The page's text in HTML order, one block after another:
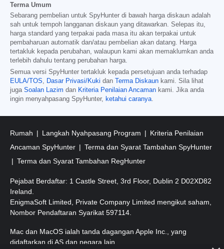
Terma Umum
Sebarang pembelian untuk SpyHunter di bawah harga diskaun adalah
sah untuk tempoh langganan diskaun yang ditawarkan. Selepas itu,
harga standard yang terpakai pada masa itu akan terpakai untuk
pembaharuan automatik dan/atau pembelian akan datang. Harga
tertakluk kepada perubahan, walaupun kami akan memaklumkan anda
terlebih dahulu tentang perubahan harga.
Semua versi SpyHunter tertakluk kepada persetujuan anda terhadap
EULA/TOS
Dasar Privasi/Kuki dan Terma Diskaun kami. Sila lihat
juga Soalan Lazim dan Kriteria Penilaian Ancaman kami. Jika anda
ingin menyahpasang SpyHunter,
ketahui caranya
Rumah Langkah Nyahpasang Program
Kriteria Penilaian
Ancaman SpyHunter
Terma dan Syarat Tambahan SpyHunter
Terma dan Syarat Tambahan RegHunter
Pejabat Berdaftar: 1 Castle Street, 3rd Floor, Dublin 2 D02XD82
Ireland.
EnigmaSoft Limited, Private Company Limited mengikut saham,
Nombor Pendaftaran Syarikat 597114.
Mac dan MacOS ialah tanda dagangan Apple Inc., yang
didaftarkan di AS dan negara lain.